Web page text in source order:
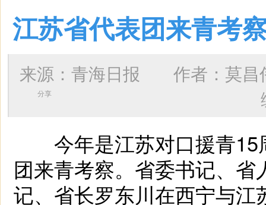
江苏省代表团来青考
来源：青海日报 作者：莫
分享
今年是江苏对口援青15
团来青考察。省委书记、
记、省长罗东川在西宁与